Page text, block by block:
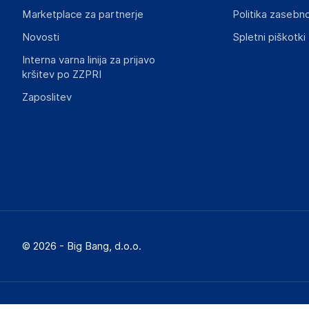
Marketplace za partnerje
Novosti
Interna varna linija za prijavo
kršitev po ZZPRI
Zaposlitev
Politika
Spletni piškotki
© 2026 - Big Bang, d.o.o.